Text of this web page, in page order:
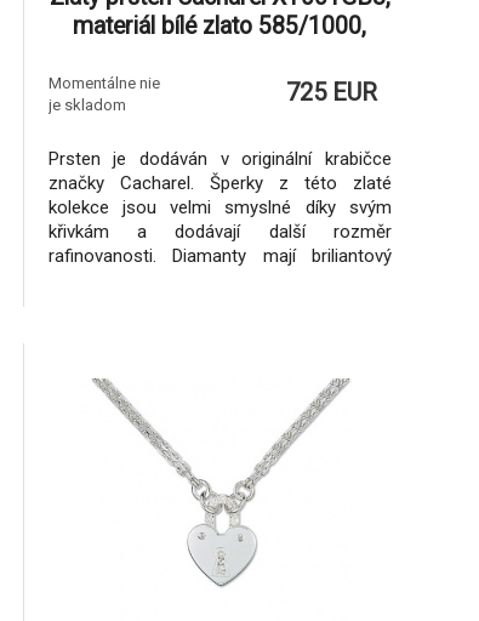
materiál bílé zlato 585/1000,
Momentálne nie
je skladom
725 EUR
Prsten je dodáván v originální krabičce
značky Cacharel. Šperky z této zlaté
kolekce jsou velmi smyslné díky svým
křivkám a dodávají další rozměr
rafinovanosti. Diamanty mají briliantový